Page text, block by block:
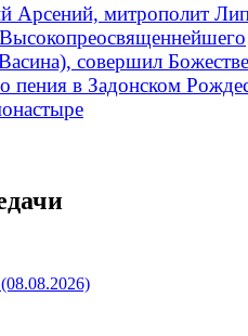
Арсений, митрополит
совершил
пения в Задонском